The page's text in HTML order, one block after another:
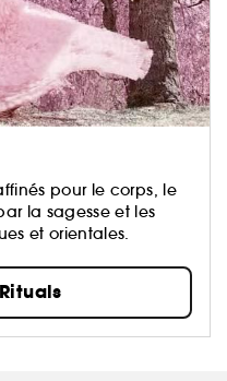
pour le corps, le
la sagesse et les
et orientales.